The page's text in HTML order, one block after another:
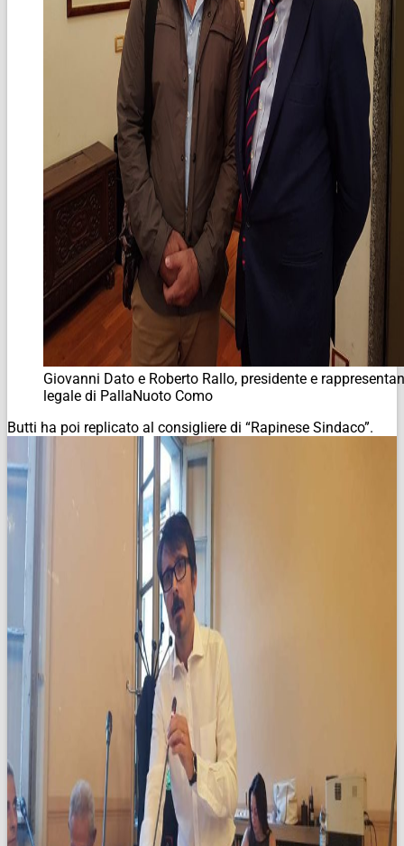
Giovanni Dato e Roberto Rallo, presidente e
legale di PallaNuoto Como
Butti ha poi replicato al consigliere di “Rapinese Sindaco”.